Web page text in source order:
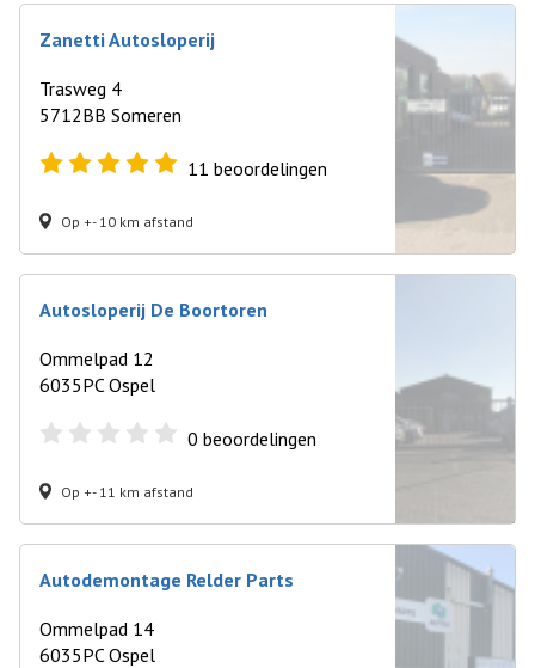
Zanetti Autosloperij
Trasweg 4
5712BB Someren
11 beoordelingen
Op +- 10 km afstand
Autosloperij De Boortoren
Ommelpad 12
6035PC Ospel
0 beoordelingen
Op +- 11 km afstand
Autodemontage Relder Parts
Ommelpad 14
6035PC Ospel